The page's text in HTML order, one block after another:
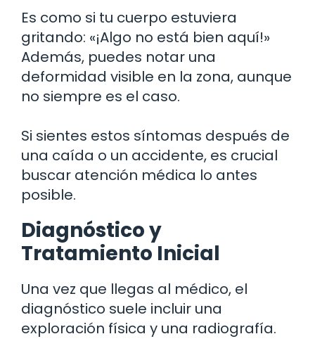
Es como si tu cuerpo estuviera
gritando: «¡Algo no está bien aquí!»
Además, puedes notar una
deformidad visible en la zona, aunque
no siempre es el caso.
Si sientes estos síntomas después de
una caída o un accidente, es crucial
buscar atención médica lo antes
posible.
Diagnóstico y
Tratamiento Inicial
Una vez que llegas al médico, el
diagnóstico suele incluir una
exploración física y una radiografía.